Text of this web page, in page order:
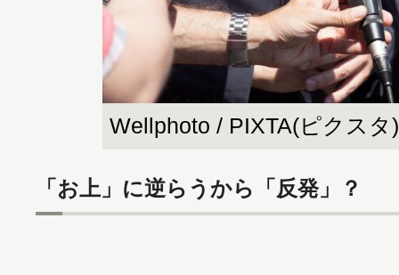
Wellphoto / PIXTA(ピクスタ)
「お上」に逆らうから「反発」？